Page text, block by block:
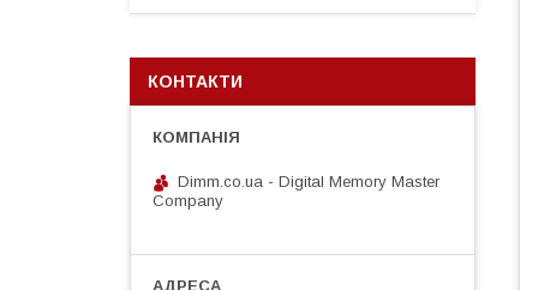
КОНТАКТИ
Dimm.co.ua - Digital Memory Master
Company